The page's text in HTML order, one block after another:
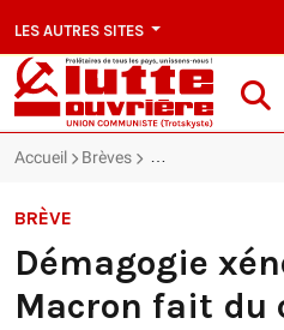
LES AUTRES SITES
Accueil Brèves Démagogie
BRÈVE
Démagogie
Macron fait du